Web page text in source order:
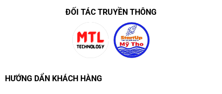
ĐỐI TÁC TRUYỀN THÔNG
HƯỚNG DẨN KHÁCH HÀNG